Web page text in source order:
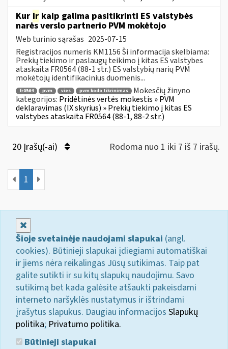
Kur ir kaip galima pasitikrinti ES valstybės
narės verslo partnerio PVM mokėtojo
Web turinio sąrašas 2025-07-15
Registracijos numeris KM1156 Ši informacija skelbiama:
Prekių tiekimo ir paslaugų teikimo į kitas ES valstybes
ataskaita FR0564 (88-1 str.) ES valstybių narių PVM
mokėtojų identifikacinius duomenis...
fr0564 pvm vies pvm kodo tikrinimas
Mokesčių žinyno
kategorijos: Pridėtinės vertės mokestis » PVM
deklaravimas (IX skyrius) » Prekių tiekimo į kitas ES
valstybes ataskaita FR0564 (88-1, 88-2 str.)
20 Įrašų(-ai) Rodoma nuo 1 iki 7 iš 7 irašų.
1
Šioje svetainėje naudojami slapukai (angl.
cookies). Būtinieji slapukai įdiegiami automatiškai
ir jiems nėra reikalingas Jūsų sutikimas. Taip pat
galite sutikti ir su kitų slapukų naudojimu. Savo
sutikimą bet kada galėsite atšaukti pakeisdami
interneto naršyklės nustatymus ir ištrindami
įrašytus slapukus. Daugiau informacijos Slapukų
politika; Privatumo politika.
Būtinieji slapukai